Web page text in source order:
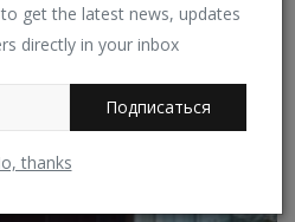
get the latest news, updates
directly in your inbox
Подписаться
thanks
и цену самого